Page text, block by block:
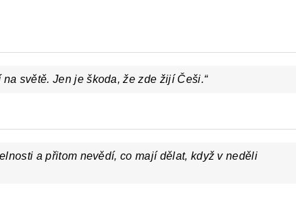
světě. Jen je škoda, že zde žijí Češi.“
a přitom nevědí, co mají dělat, když v neděli